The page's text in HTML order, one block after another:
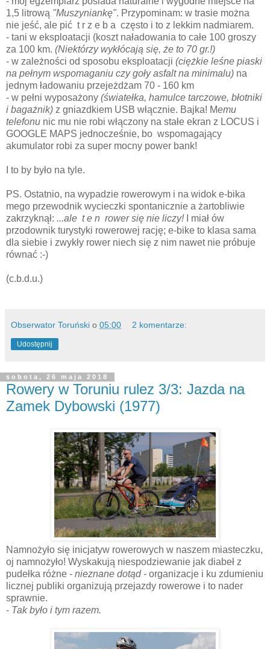
1,5 litrową "Muszyniankę". Przypominam: w trasie można
nie jeść, ale pić t r z e b a często i to z lekkim nadmiarem.
- tani w eksploatacji (koszt naładowania to całe 100 groszy
za 100 km. (Niektórzy wykłócają się, że to 70 gr.!)
- w zależności od sposobu eksploatacji (ciężkie leśne piaski
na pełnym wspomaganiu czy goły asfalt na minimalu) na
jednym ładowaniu przejeżdżam 70 - 160 km
- w pełni wyposażony (światełka, hamulce tarczowe, błotniki
i bagażnik) z gniazdkiem USB włącznie. Bajka! Memu
telefonu nic mu nie robi włączony na stałe ekran z LOCUS i
GOOGLE MAPS jednocześnie, bo wspomagający
akumulator robi za super mocny power bank!
I to by było na tyle.
PS. Ostatnio, na wypadzie rowerowym i na widok e-bika
mego przewodnik wycieczki spontanicznie a żartobliwie
zakrzyknął: ...ale t e n rower się nie liczy!I miał ów
przodownik turystyki rowerowej rację; e-bike to klasa sama
dla siebie i zwykły rower niech się z nim nawet nie próbuje
równać :-)
(c.b.d.u.)
Obserwator Toruński o 05:00 2 komentarze:
Udostępnij
sobota, 26 maja 2018
Rowery w Toruniu rulez 3/3: Jazda na
Zamek Dybowski (1977)
Namnożyło się inicjatyw rowerowych w naszem miasteczku,
oj namnożyło! Wyskakują niespodziewanie jak diabeł z
pudełka różne - nieznane dotąd - organizacje i ku zdumieniu
licznej publiki organizują przejazdy rowerowe i to nader
sprawnie.
- Tak było i tym razem.